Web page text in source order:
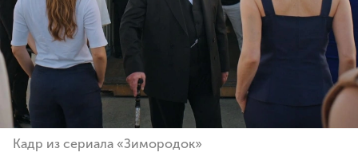
Кадр из сериала «Зимородок»